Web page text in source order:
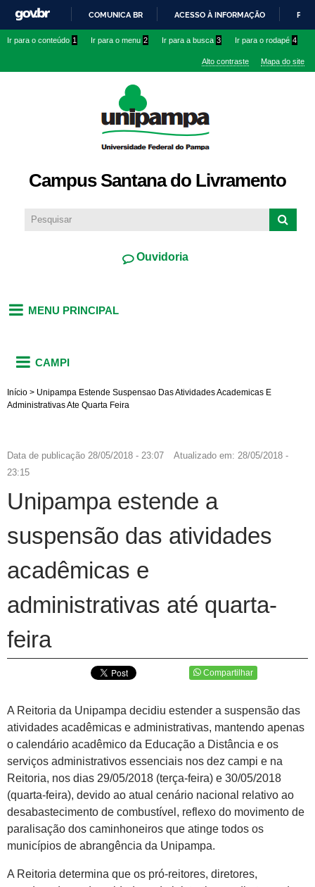
conteúdo
IR
O
COMUNICA BR ACESSO À INFORMAÇÃO
Ir para o conteúdo 1 Ir para o menu 2 Ir para a busca 3 Ir para o rodapé 4
Alto contraste Mapa do site
Campus Santana do Livramento
Ouvidoria
MENU PRINCIPAL
CAMPI
Início > Unipampa Estende Suspensao Das Atividades Academicas E
Administrativas Ate Quarta Feira
Data de publicação 28/05/2018 - 23:07 Atualizado em: 28/05/2018 -
23:15
Unipampa estende a
suspensão das atividades
acadêmicas e
administrativas até quarta-
feira
Compartilhar
A Reitoria da Unipampa decidiu estender a suspensão das
atividades acadêmicas e administrativas, mantendo apenas
o calendário acadêmico da Educação a Distância e os
serviços administrativos essenciais nos dez campi e na
Reitoria, nos dias 29/05/2018 (terça-feira) e 30/05/2018
(quarta-feira), devido ao atual cenário nacional relativo ao
desabastecimento de combustível, reflexo do movimento de
paralisação dos caminhoneiros que atinge todos os
municípios de abrangência da Unipampa.
A Reitoria determina que os pró-reitores, diretores,